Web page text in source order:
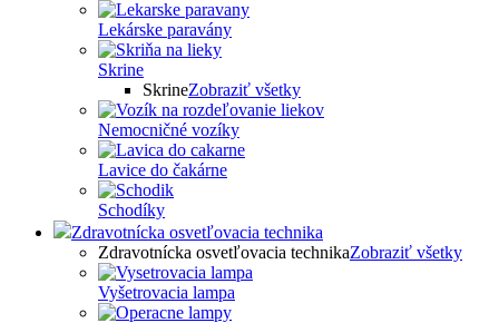
Lekárske paravány
Skrine
SkrineZobraziť všetky
Nemocničné vozíky
Lavice do čakárne
Schodíky
Zdravotnícka osvetľovacia technika
Zdravotnícka osvetľovacia technikaZobraziť všetky
Vyšetrovacia lampa